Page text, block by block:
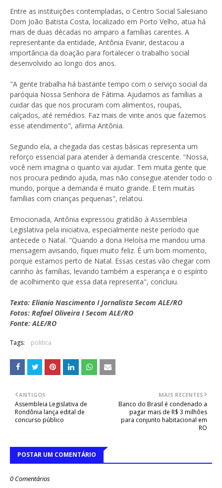
Entre as instituições contempladas, o Centro Social Salesiano
Dom João Batista Costa, localizado em Porto Velho, atua há
mais de duas décadas no amparo a famílias carentes. A
representante da entidade, Antônia Evanir, destacou a
importância da doação para fortalecer o trabalho social
desenvolvido ao longo dos anos.
"A gente trabalha há bastante tempo com o serviço social da
paróquia Nossa Senhora de Fátima. Ajudamos as famílias a
cuidar das que nos procuram com alimentos, roupas,
calçados, até remédios. Faz mais de vinte anos que fazemos
esse atendimento", afirma Antônia.
Segundo ela, a chegada das cestas básicas representa um
reforço essencial para atender à demanda crescente. "Nossa,
você nem imagina o quanto vai ajudar. Tem muita gente que
nos procura pedindo ajuda, mas não consegue atender todo o
mundo, porque a demanda é muito grande. E tem muitas
famílias com crianças pequenas", relatou.
Emocionada, Antônia expressou gratidão à Assembleia
Legislativa pela iniciativa, especialmente neste período que
antecede o Natal. "Quando a dona Heloísa me mandou uma
mensagem avisando, fiquei muito feliz. É um bom momento,
porque estamos perto de Natal. Essas cestas vão chegar com
carinho às famílias, levando também a esperança e o espírito
de acolhimento que essa data representa", concluiu.
Texto: Elianio Nascimento I Jornalista Secom ALE/RO
Fotos: Rafael Oliveira I Secom ALE/RO
Fonte: ALE/RO
Tags: politica
MAIS RECENTES
Banco do Brasil é condenado a
pagar mais de R$ 3 milhões
para conjunto habitacional em
RO
ANTIGOS
Assembleia Legislativa de
Rondônia lança edital de
concurso público
POSTAR UM COMENTÁRIO
0 Comentários